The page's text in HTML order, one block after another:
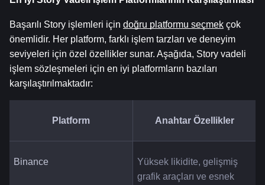
Başarılı Story işlemleri için doğru platformu seçmek çok
önemlidir. Her platform, farklı işlem tarzları ve deneyim
seviyeleri için özel özellikler sunar. Aşağıda, Story vadeli
işlem sözleşmeleri için en iyi platformların bazıları
karşılaştırılmaktadır:
Platform Anahtar Özellikler
Binance
Yüksek likidite, gelişmiş
grafik araçları ve esnek